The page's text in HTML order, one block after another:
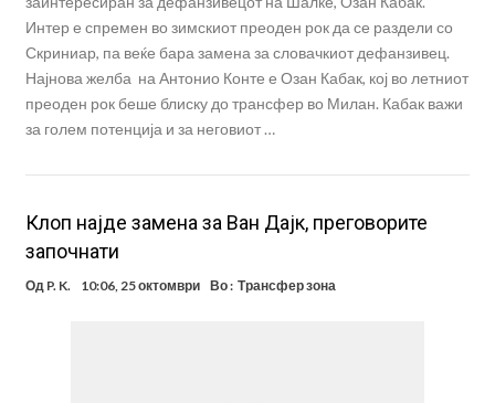
Интер е спремен во зимскиот преоден рок да се раздели со
Скриниар, па веќе бара замена за словачкиот дефанзивец.
Најнова желба на Антонио Конте е Озан Кабак, кој во летниот
преоден рок беше блиску до трансфер во Милан. Кабак важи
за голем потенција и за неговиот …
Клоп најде замена за Ван Дајк, преговорите
започнати
Од P. K. 10:06, 25 октомври Во : Трансфер зона